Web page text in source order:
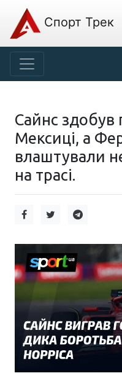
Спорт Трек
Сайнс здобув
Мексиці, а
влаштували
на трасі.